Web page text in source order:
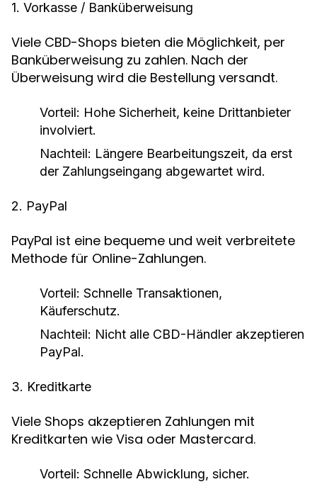
1. Vorkasse / Banküberweisung
Viele CBD-Shops bieten die Möglichkeit, per
Banküberweisung zu zahlen. Nach der
Überweisung wird die Bestellung versandt.
Vorteil: Hohe Sicherheit, keine Drittanbieter
involviert.
Nachteil: Längere Bearbeitungszeit, da erst
der Zahlungseingang abgewartet wird.
2. PayPal
PayPal ist eine bequeme und weit verbreitete
Methode für Online-Zahlungen.
Vorteil: Schnelle Transaktionen,
Käuferschutz.
Nachteil: Nicht alle CBD-Händler akzeptieren
PayPal.
3. Kreditkarte
Viele Shops akzeptieren Zahlungen mit
Kreditkarten wie Visa oder Mastercard.
Vorteil: Schnelle Abwicklung, sicher.